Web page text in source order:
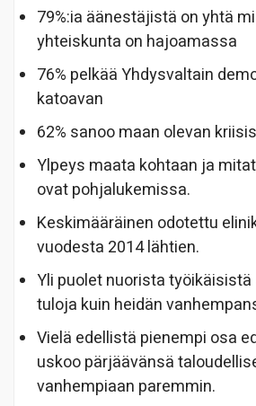
79%:ia äänestäjistä on yhtä
yhteiskunta on hajoamassa
76% pelkää Yhdysvaltain
katoavan
62% sanoo maan olevan
Ylpeys maata kohtaan ja
ovat pohjalukemissa.
Keskimääräinen odotettu
vuodesta 2014 lähtien.
Yli puolet nuorista
tuloja kuin heidän
Vielä edellistä pienempi osa
uskoo pärjäävänsä
vanhempiaan paremmin.